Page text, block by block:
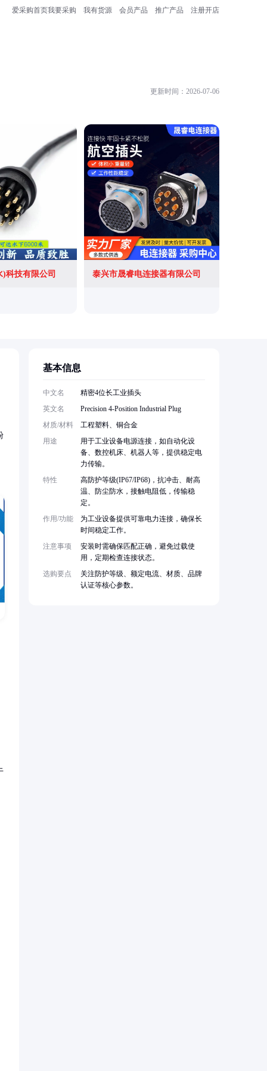
爱采购首页我要采购 我有货源 会员产品 推广产品 注册开店
更新时间：2026-07-06
科技有限公司 泰兴市晟睿电连接器有限公司
基本信息
中文名
精密4位长工业插头
英文名
Precision 4-Position Industrial Plug
材质/材料
工程塑料、铜合金
用途
用于工业设备电源连接，如自动化设
备、数控机床、机器人等，提供稳定电
力传输。
特性
高防护等级(IP67/IP68)，抗冲击、耐高
温、防尘防水，接触电阻低，传输稳
定。
作用/功能
为工业设备提供可靠电力连接，确保长
时间稳定工作。
注意事项
安装时需确保匹配正确，避免过载使
用，定期检查连接状态。
选购要点
关注防护等级、额定电流、材质、品牌
认证等核心参数。